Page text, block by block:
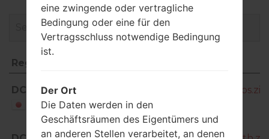
Region
DCM
Japan
SC-05G_1_20180423131127_99sc2ydops.zip
eine zwingende oder vertragliche
Bedingung oder eine für den
Vertragsschluss notwendige Bedingung
ist.
Der Ort
Die Daten werden in den
Geschäftsräumen des Eigentümers und
an anderen Stellen verarbeitet, an denen